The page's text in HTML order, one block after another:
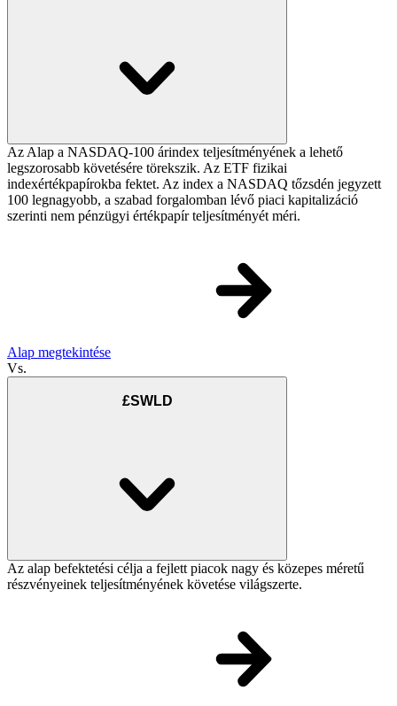
Az Alap a NASDAQ-100 árindex teljesítményének a lehető
legszorosabb követésére törekszik. Az ETF fizikai
indexértékpapírokba fektet. Az index a NASDAQ tőzsdén jegyzett
100 legnagyobb, a szabad forgalomban lévő piaci kapitalizáció
szerinti nem pénzügyi értékpapír teljesítményét méri.
Alap megtekintése
Vs.
£SWLD
Az alap befektetési célja a fejlett piacok nagy és közepes méretű
részvényeinek teljesítményének követése világszerte.